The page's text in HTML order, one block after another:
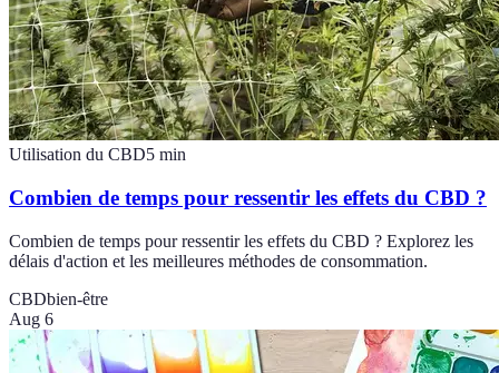
Utilisation du CBD5 min
Combien de temps pour ressentir les effets du CBD ?
Combien de temps pour ressentir les effets du CBD ? Explorez les
délais d'action et les meilleures méthodes de consommation.
CBDbien-être
Aug 6